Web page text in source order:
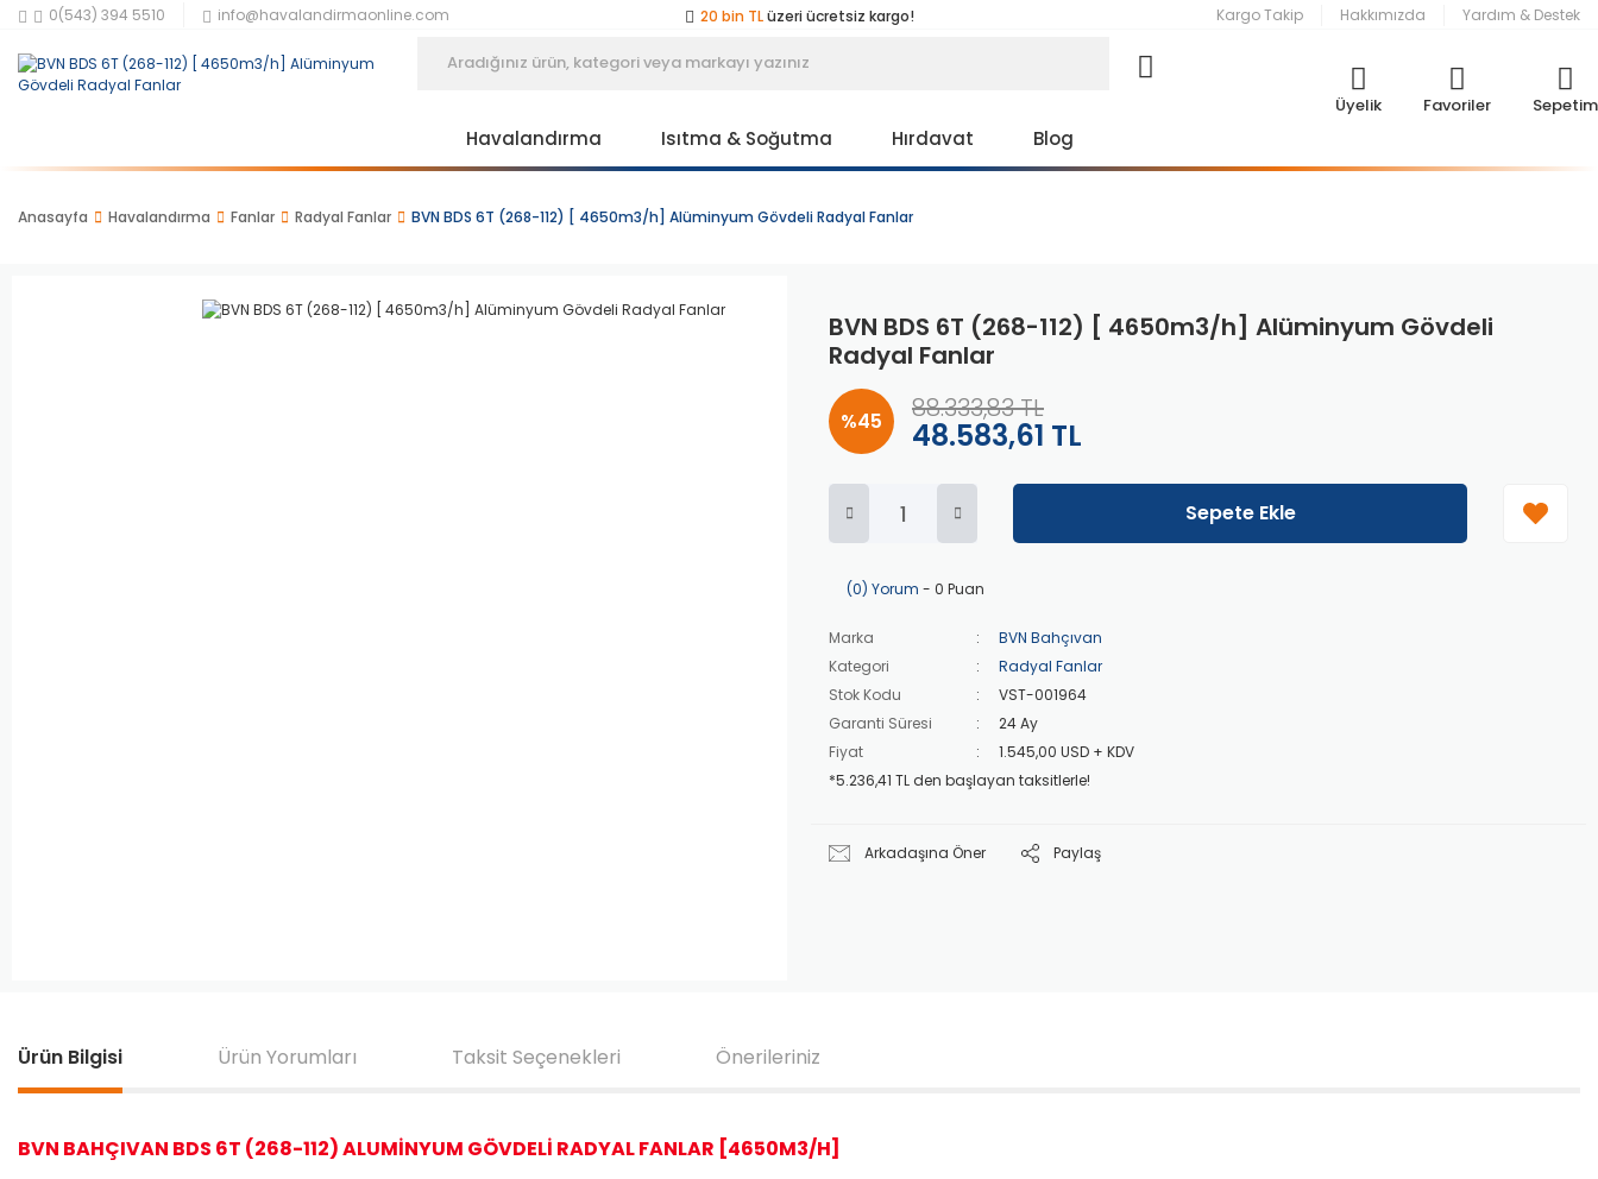
0(543) 394 5510 info@havalandirmaonline.com
20 bin TLüzeri ücretsiz kargo!
Peşin fiyatına3 taksit
20 bin TLüzeri ücretsiz kargo!
40 bin TLüzeri özel teklif!
Kargo Takip Hakkımızda Yardım & Destek
Üyelik Favoriler Sepetim
Havalandırma Isıtma & Soğutma Hırdavat Blog
Anasayfa Havalandırma Fanlar Radyal Fanlar BVN BDS 6T (268-112) [ 4650m3/h] Alüminyum Gövdeli Radyal Fanlar
BVN BDS 6T (268-112) [ 4650m3/h] Alüminyum Gövdeli
Radyal Fanlar
%45 48.583,61 TL
88.333,83 TL
Sepete Ekle
(0) Yorum - 0 Puan
Marka
BVN Bahçıvan
Kategori
Radyal Fanlar
Stok Kodu
VST-001964
Garanti Süresi
24 Ay
Fiyat
1.545,00 USD + KDV
*5.236,41 TL den başlayan taksitlerle!
Arkadaşına Öner Paylaş
Ürün Bilgisi Ürün Yorumları Taksit Seçenekleri Önerileriniz
BVN BAHÇIVAN BDS 6T (268-112) ALUMİNYUM GÖVDELİ RADYAL FANLAR [4650M3/H]